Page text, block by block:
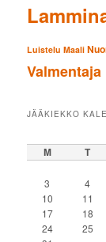
Luistelu Maali
Valmentaja
JÄÄKIEKKO
M T
3
4
10
11
17
18
24
25